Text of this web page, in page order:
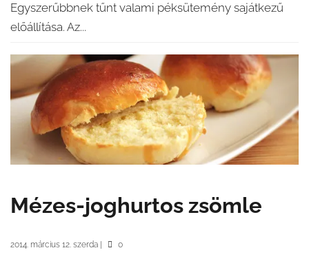
Egyszerűbbnek tűnt valami péksütemény sajátkezű
előállítása. Az...
Mézes-joghurtos zsömle
2014. március 12. szerda 0